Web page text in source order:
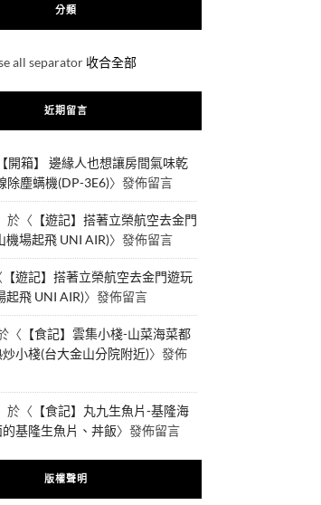
分類
all separator 收合全部
近期留言
【開箱】 邊緣人也想讓房間氣味乾
除塵螨機(DP-3E6)〉發佈留言
於〈 【遊記】搭著立榮航空去金門
機場起飛 UNI AIR)〉發佈留言
【遊記】搭著立榮航空去金門遊玩
起飛 UNI AIR)〉發佈留言
〈 【食記】雲集小棧-山菜海菜都
小棧(台大金山分院附近)〉發佈
於〈 【食記】丸九生魚片-基隆海
基隆生魚片、丼飯〉發佈留言
版權聲明